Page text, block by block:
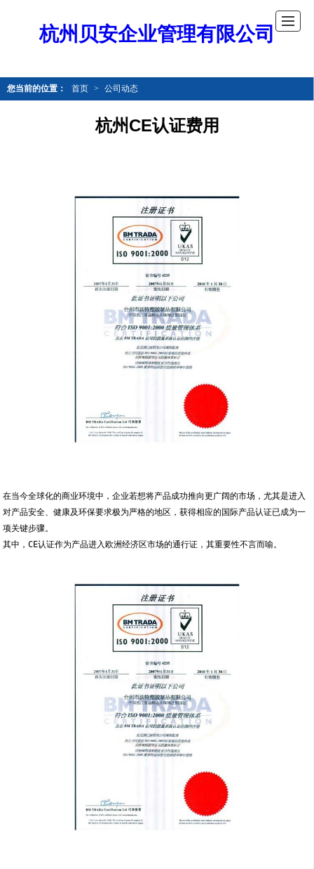
杭州贝安企业管理有限公司
您当前的位置： 首页 > 公司动态
杭州CE认证费用
在当今全球化的商业环境中，企业若想将产品成功推向更广阔的市场，尤其是进入
对产品安全、健康及环保要求极为严格的地区，获得相应的国际产品认证已成为一
项关键步骤。
其中，CE认证作为产品进入欧洲经济区市场的通行证，其重要性不言而喻。